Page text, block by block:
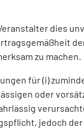
dies
zu machen.
für (i)
oder
jedoch